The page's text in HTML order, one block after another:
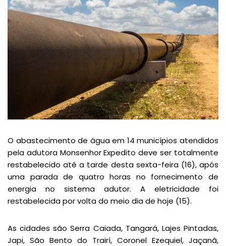
O abastecimento de água em 14 municípios atendidos
pela adutora Monsenhor Expedito deve ser totalmente
restabelecido até a tarde desta sexta-feira (16), após
uma parada de quatro horas no fornecimento de
energia no sistema adutor. A eletricidade foi
restabelecida por volta do meio dia de hoje (15).
As cidades são Serra Caiada, Tangará, Lajes Pintadas,
Japi, São Bento do Trairí, Coronel Ezequiel, Jaçanã,